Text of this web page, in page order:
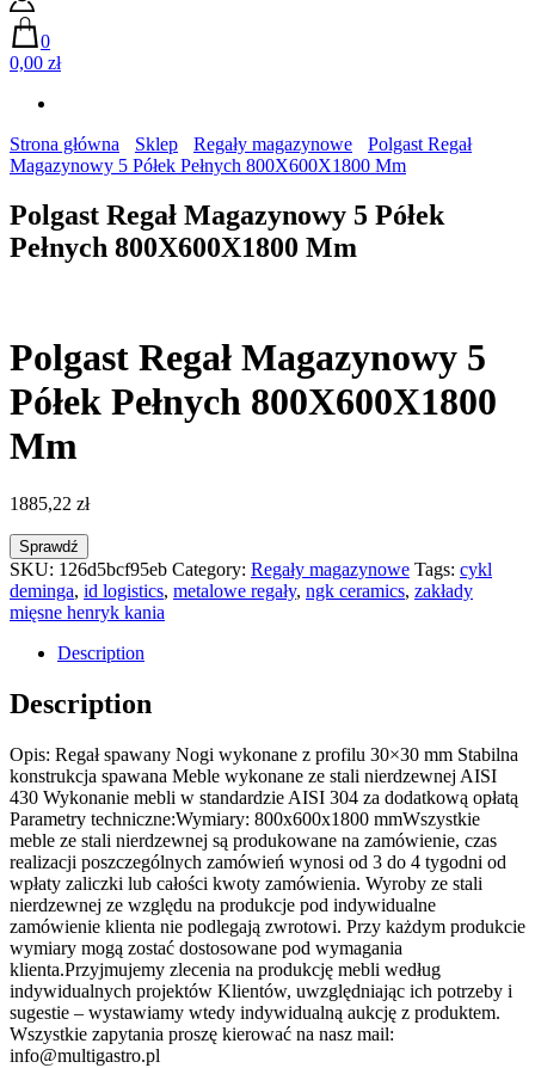
0
0,00 zł
Strona główna Sklep Regały magazynowe
Polgast Regał
Magazynowy 5 Półek Pełnych 800X600X1800 Mm
Polgast Regał Magazynowy 5 Półek
Pełnych 800X600X1800 Mm
Polgast Regał Magazynowy 5
Półek Pełnych 800X600X1800
Mm
1885,22 zł
Sprawdź
SKU: 126d5bcf95eb Category: Regały magazynowe Tags: cykl
deminga, id logistics, metalowe regały, ngk ceramics, zakłady
mięsne henryk kania
Description
Description
Opis: Regał spawany Nogi wykonane z profilu 30×30 mm Stabilna
konstrukcja spawana Meble wykonane ze stali nierdzewnej AISI
430 Wykonanie mebli w standardzie AISI 304 za dodatkową opłatą
Parametry techniczne:Wymiary: 800x600x1800 mmWszystkie
meble ze stali nierdzewnej są produkowane na zamówienie, czas
realizacji poszczególnych zamówień wynosi od 3 do 4 tygodni od
wpłaty zaliczki lub całości kwoty zamówienia. Wyroby ze stali
nierdzewnej ze względu na produkcje pod indywidualne
zamówienie klienta nie podlegają zwrotowi. Przy każdym produkcie
wymiary mogą zostać dostosowane pod wymagania
klienta.Przyjmujemy zlecenia na produkcję mebli według
indywidualnych projektów Klientów, uwzględniając ich potrzeby i
sugestie – wystawiamy wtedy indywidualną aukcję z produktem.
Wszystkie zapytania proszę kierować na nasz mail:
info@multigastro.pl